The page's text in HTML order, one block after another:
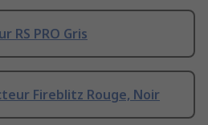
RS PRO Gris
Fireblitz Rouge, Noir